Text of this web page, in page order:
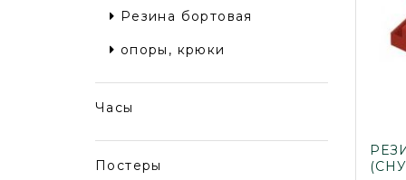
Резина бортовая
опоры, крюки
Часы
Постеры